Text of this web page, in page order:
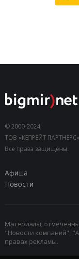
© 2000-2024,
ТОВ «КЕПРЕЙТ
Все права защищены.
Афиша
Новости
Материалы,
"Новости компаний",
правах рекламы.